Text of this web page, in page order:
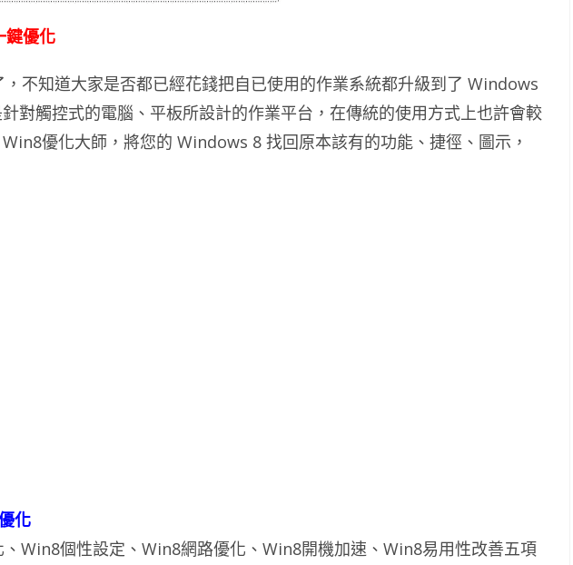
優化
不知道大家是否都已經花錢把自已使用的作業系統都升級到了 Windows
對觸控式的電腦、平板所設計的作業平台，在傳統的使用方式上也許會較
優化大師，將您的 Windows 8 找回原本該有的功能、捷徑、圖示，
化
Win8個性設定、Win8網路優化、Win8開機加速、Win8易用性改善五項